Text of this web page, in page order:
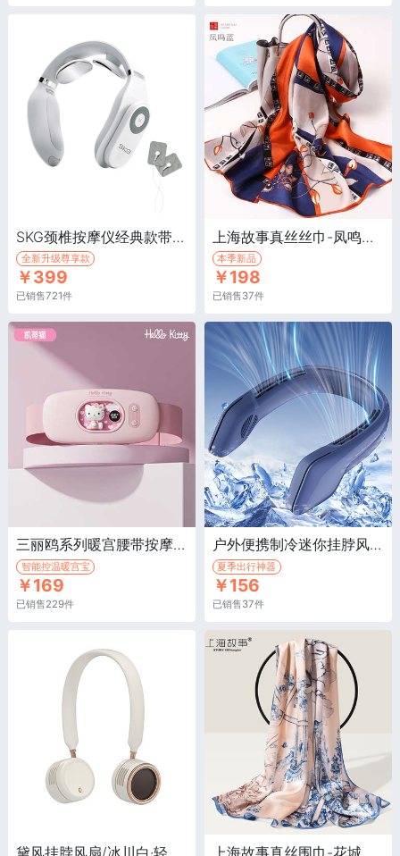
SKG颈椎按摩仪经典款带蓝牙/白色·全新升级蓝牙尊享款，二代蓝牙控制
全新升级尊享款
￥399
已销售721件
上海故事真丝丝巾-凤鸣蓝·春秋季高档桑蚕丝绸围巾
本季新品
￥198
已销售37件
三丽鸥系列暖宫腰带按摩仪/凯蒂猫·恒温热敷，舒缓按摩，大姨妈神器热敷痛经期暖宫宝
智能控温暖宫宝
￥169
已销售229件
户外便携制冷迷你挂脖风扇/蓝色·佩戴安全 无感亲肤材质
夏季出行神器
￥156
已销售37件
上海故事真丝围巾-花城蓝·春秋季高档桑蚕丝绸围巾